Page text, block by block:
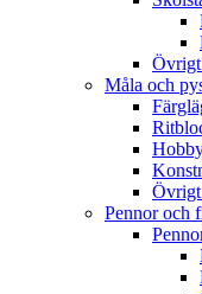
Måla och
Övrigt
Pennor och